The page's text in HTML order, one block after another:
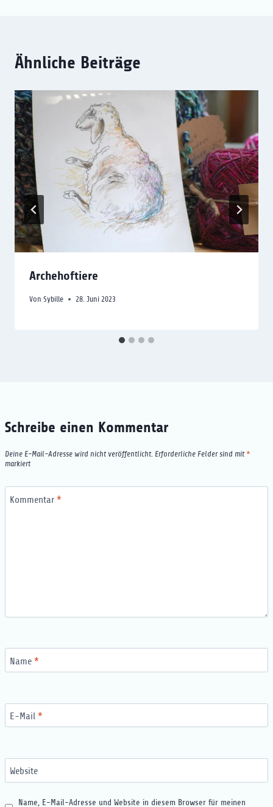
Ähnliche Beiträge
Archehoftiere
Von Sybille 28. Juni 2023
Schreibe einen Kommentar
Deine E-Mail-Adresse wird nicht veröffentlicht. Erforderliche Felder sind mit *
markiert
Kommentar *
Name *
E-Mail *
Website
Name, E-Mail-Adresse und Website in diesem Browser für meinen